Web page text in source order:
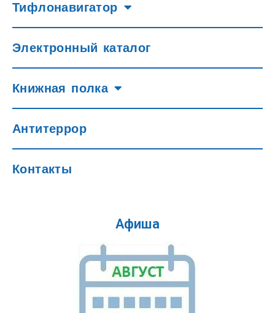
Тифлонавигатор
Электронный каталог
Книжная полка
Антитеррор
Контакты
Афиша